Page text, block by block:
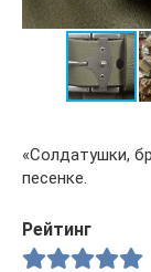
«Солдатушки,
песенке.
Рейтинг